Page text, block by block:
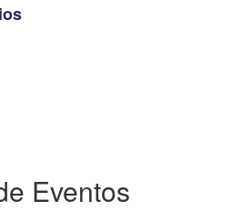
Eventos